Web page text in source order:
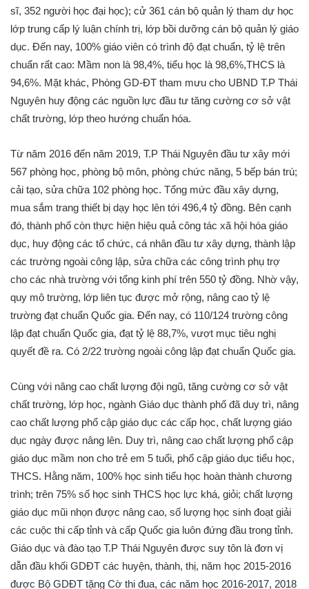
sĩ, 352 người học đại học); cử 361 cán bộ quản lý tham dự học
lớp trung cấp lý luận chính trị, lớp bồi dưỡng cán bộ quản lý giáo
dục. Đến nay, 100% giáo viên có trình độ đạt chuẩn, tỷ lệ trên
chuẩn rất cao: Mầm non là 98,4%, tiểu học là 98,6%,THCS là
94,6%. Mặt khác, Phòng GD-ĐT tham mưu cho UBND T.P Thái
Nguyên huy động các nguồn lực đầu tư tăng cường cơ sở vật
chất trường, lớp theo hướng chuẩn hóa.
Từ năm 2016 đến năm 2019, T.P Thái Nguyên đầu tư xây mới
567 phòng học, phòng bộ môn, phòng chức năng, 5 bếp bán trú;
cải tạo, sửa chữa 102 phòng học. Tổng mức đầu xây dựng,
mua sắm trang thiết bị dạy học lên tới 496,4 tỷ đồng. Bên cạnh
đó, thành phố còn thực hiện hiệu quả công tác xã hội hóa giáo
dục, huy động các tổ chức, cá nhân đầu tư xây dựng, thành lập
các trường ngoài công lập, sửa chữa các công trình phụ trợ
cho các nhà trường với tổng kinh phí trên 550 tỷ đồng. Nhờ vậy,
quy mô trường, lớp liên tục được mở rộng, nâng cao tỷ lệ
trường đạt chuẩn Quốc gia. Đến nay, có 110/124 trường công
lập đạt chuẩn Quốc gia, đạt tỷ lệ 88,7%, vượt mục tiêu nghị
quyết đề ra. Có 2/22 trường ngoài công lập đạt chuẩn Quốc gia.
Cùng với nâng cao chất lượng đội ngũ, tăng cường cơ sở vật
chất trường, lớp học, ngành Giáo dục thành phố đã duy trì, nâng
cao chất lượng phổ cập giáo dục các cấp học, chất lượng giáo
dục ngày được nâng lên. Duy trì, nâng cao chất lượng phổ cập
giáo dục mầm non cho trẻ em 5 tuổi, phổ cập giáo dục tiểu học,
THCS. Hằng năm, 100% học sinh tiểu học hoàn thành chương
trình; trên 75% số học sinh THCS học lực khá, giỏi; chất lượng
giáo dục mũi nhọn được nâng cao, số lượng học sinh đoạt giải
các cuộc thi cấp tỉnh và cấp Quốc gia luôn đứng đầu trong tỉnh.
Giáo dục và đào tạo T.P Thái Nguyên được suy tôn là đơn vị
dẫn đầu khối GDĐT các huyện, thành, thị, năm học 2015-2016
được Bộ GDĐT tặng Cờ thi đua, các năm học 2016-2017, 2018